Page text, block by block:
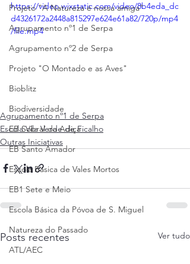
Projeto "A Natureza é nossa amiga"
Agrupamento nº1 de Serpa
Agrupamento nº2 de Serpa
Projeto "O Montado e as Aves"
Bioblitz
Biodiversidade
EB Sobral da Adiça
EB Santo Amador
Escola Básica de Vales Mortos
EB1 Sete e Meio
Escola Básica da Póvoa de S. Miguel
Natureza do Passado
ATL/AEC
https://video.wixstatic.com/video/8b4eda_dc
d4326172a2448a815297e624e61a82/720p/mp4
/file.mp4
Agrupamento nº1 de Serpa
Escola Vila Verde de Ficalho
Outras Iniciativas
Posts recentes Ver tudo